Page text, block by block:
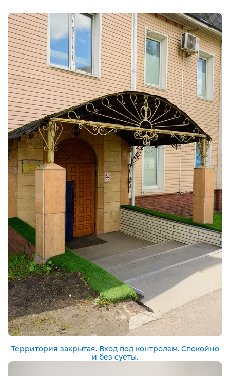
Территория закрытая. Вход под контролем. Спокойно
и без суеты.